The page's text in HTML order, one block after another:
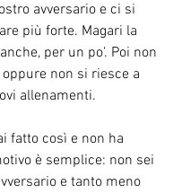
avversario e ci si
più forte. Magari la
per un po'. Poi non
non si riesce a
allenamenti.
fatto così e non ha
è semplice: non sei
e tanto meno